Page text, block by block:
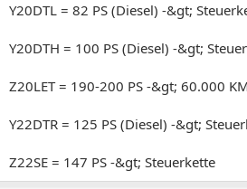
Y20DTL = 82 PS (Diesel) -&gt;
Y20DTH = 100 PS (Diesel) -&gt;
Z20LET = 190-200 PS -&gt; 60.000
Y22DTR = 125 PS (Diesel) -&gt;
Z22SE = 147 PS -&gt; Steuerkette